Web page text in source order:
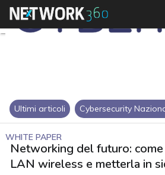
Ultimi articoli Cybersecurity
WHITE PAPER
Networking del futuro:
LAN wireless e metterla in